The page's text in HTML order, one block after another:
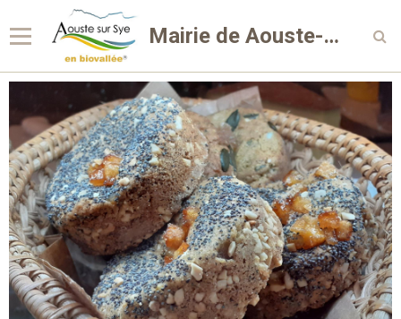
Mairie de Aouste-sur-Sye